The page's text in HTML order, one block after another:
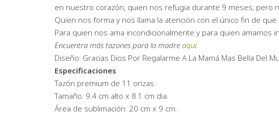
en nuestro corazón, quien nos refugia durante 9 meses, pero
Quien nos forma y nos llama la atención con el único fin de
Para quien nos ama incondicionalmente y para quien amamos
Encuentra más tazones para la madre aquí.
Diseño: Gracias Dios Por Regalarme A La Mamá Mas Bella Del
Especificaciones
Tazón premium de 11 onzas.
Tamaño: 9.4 cm alto x 8.1 cm dia.
Área de sublimación: 20 cm x 9 cm.